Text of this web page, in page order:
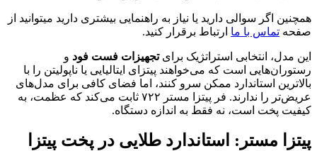
همچنین اگر سوالی دارید یا نیاز به راهنمایی بیشتری دارید میتوانید از
صفحه تماس با ما ارتباط برقرار کنید.
این مدل، انتخابی استراتژیک برایتجهیزات فست فود و
رستوران‌هایی است که می‌خواهند پیتزای ایتالیایی یا ناپولیتن را با
بالاترین استاندارد ممکن سرو کنند، اما فضای کافی برای مدل‌های
عریض‌تر را ندارند. فر پیتزا مستر ۷۲۲ ثابت می‌کند که عظمت، به
کیفیت پخت است، نه فقط به اندازه دستگاه.
پیتزا مستر: استاندارد طلایی در پخت پیتزا